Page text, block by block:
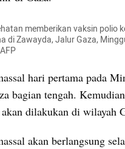
memberikan vaksin polio
di Zawayda, Jalur Gaza,
hari pertama pada
bagian tengah.
dilakukan di wilayah
akan berlangsung